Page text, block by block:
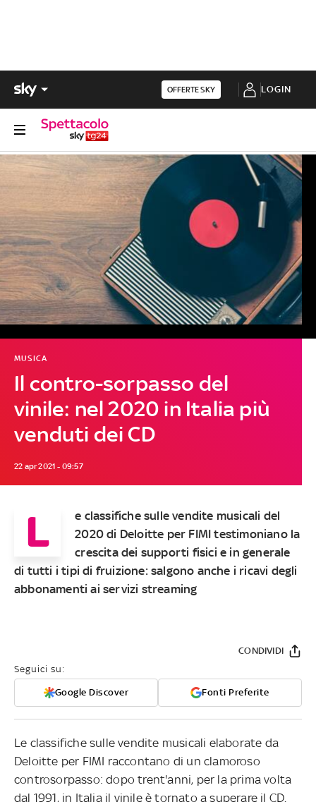
OFFERTE SKY LOGIN
Il contro-sorpasso del
vinile: nel 2020 in Italia più
venduti dei CD
MUSICA
22 apr 2021 - 09:57
L
e classifiche sulle vendite musicali del
2020 di Deloitte per FIMI testimoniano la
crescita dei supporti fisici e in generale
di tutti i tipi di fruizione: salgono anche i ricavi degli
abbonamenti ai servizi streaming
Seguici su:
Google Discover Fonti Preferite
CONDIVIDI
Le classifiche sulle vendite musicali elaborate da
Deloitte per FIMI raccontano di un clamoroso
controsorpasso: dopo trent'anni, per la prima volta
dal 1991, in Italia il vinile è tornato a superare il CD.